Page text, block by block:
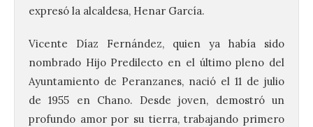
expresó la alcaldesa, Henar García.
Vicente Díaz Fernández, quien ya había sido
nombrado Hijo Predilecto en el último pleno del
Ayuntamiento de Peranzanes, nació el 11 de julio
de 1955 en Chano. Desde joven, demostró un
profundo amor por su tierra, trabajando primero